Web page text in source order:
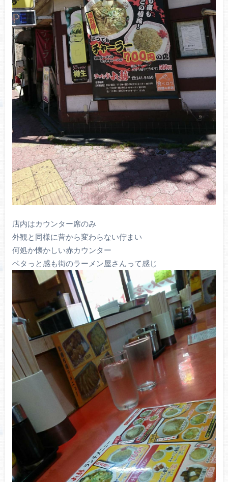
店内はカウンター席のみ
外観と同様に昔から変わらない佇まい
何処か懐かしい赤カウンター
ベタっと感も街のラーメン屋さんって感じ